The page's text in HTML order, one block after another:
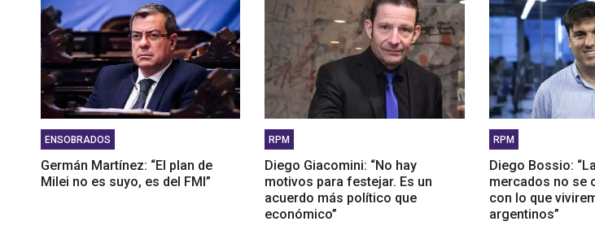
ENSOBRADOS
Germán Martínez: “El plan de
Milei no es suyo, es del FMI”
RPM
Diego Giacomini: “No hay
motivos para festejar. Es un
acuerdo más político que
económico”
RPM
Diego Bossio:
mercados no se
con lo que
argentinos”